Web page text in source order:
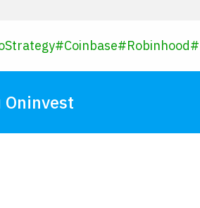
#Coinbase#Robinhood#